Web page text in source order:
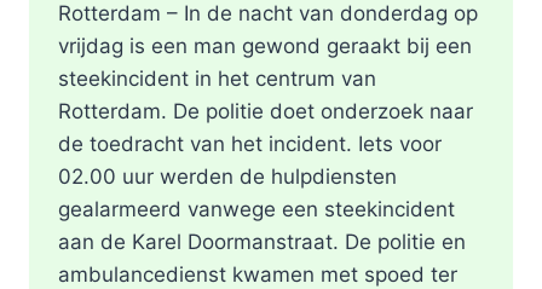
Rotterdam – In de nacht van donderdag op
vrijdag is een man gewond geraakt bij een
steekincident in het centrum van
Rotterdam. De politie doet onderzoek naar
de toedracht van het incident. Iets voor
02.00 uur werden de hulpdiensten
gealarmeerd vanwege een steekincident
aan de Karel Doormanstraat. De politie en
ambulancedienst kwamen met spoed ter